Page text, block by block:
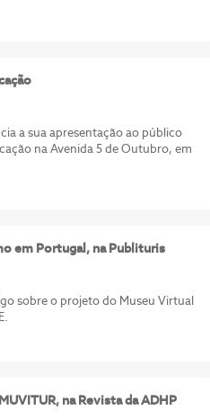
a sua apresentação ao público
na Avenida 5 de Outubro, em
em Portugal, na Publituris
sobre o projeto do Museu Virtual
na Revista da ADHP